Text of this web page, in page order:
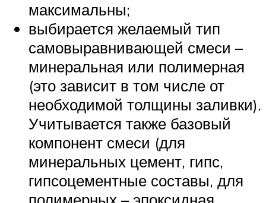
максимальны;
выбирается желаемый тип
самовыравнивающей смеси –
минеральная или полимерная
(это зависит в том числе от
необходимой толщины заливки).
Учитывается также базовый
компонент смеси (для
минеральных цемент, гипс,
гипсоцементные составы, для